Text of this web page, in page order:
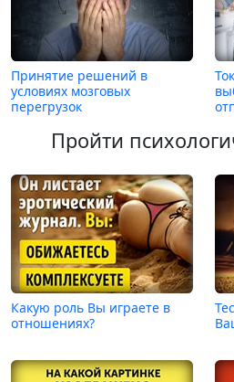
Принятие решений в
условиях мозговых
перегрузок
Пройти
Какую роль Вы играете в
отношениях?